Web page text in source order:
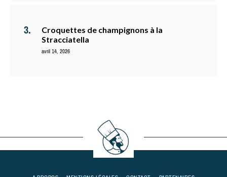
Croquettes de champignons à la
Stracciatella
avril 14, 2026